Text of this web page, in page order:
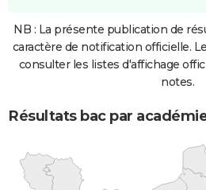
NB : La présente publication de
caractère de notification officielle.
consulter les listes d'affichage
notes.
Résultats bac par